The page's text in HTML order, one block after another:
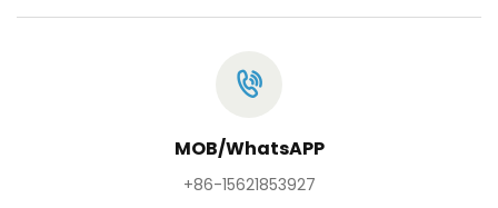
MOB/WhatsAPP
+86-15621853927